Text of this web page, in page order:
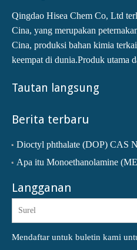
Qingdao Hisea Chem Co, Ltd
Cina, yang merupakan
Cina, produksi bahan kimia
keempat di dunia.Produk utama
Tautan langsung
Berita terbaru
Dioctyl phthalate (DOP) CAS
Apa itu Monoethanolamine
Langganan
Mendaftar untuk buletin kami